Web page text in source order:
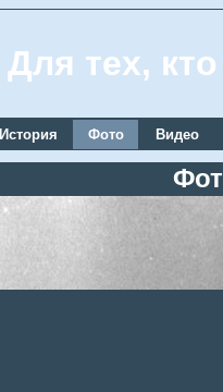
Для тех,
История Фото Видео